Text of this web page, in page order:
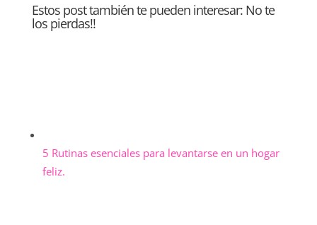
Estos post también te pueden interesar: No te
los pierdas!!
5 Rutinas esenciales para levantarse en un hogar
feliz.